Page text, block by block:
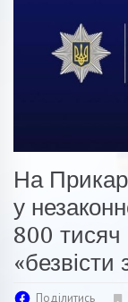
На
у
800 тисяч
«безвісти
Поділитись